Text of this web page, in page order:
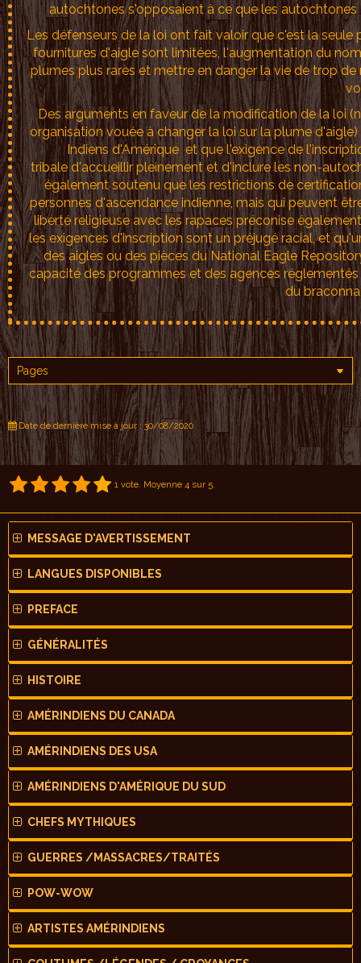
autochtones s'opposaient à ce que les
Les défenseurs de la loi ont fait valoir que c'est la
fournitures d'aigle sont limitées, l'augmentation du
plumes plus rares et mettre en danger la vie de trop
Des arguments en faveur de la modification de la loi
organisation vouée à changer la loi sur la plume
Indiens d'Amérique et que l'exigence de
tribale d'accueillir pleinement et d'inclure les non-
également soutenu que les restrictions de
personnes d'ascendance indienne, mais qui peuvent
liberté religieuse avec les rapaces préconise
les exigences d'inscription sont un préjugé racial, et
des aigles ou des pièces du National Eagle
capacité des programmes et des agences
du
Date de dernière mise à jour : 30/08/2020
1 vote. Moyenne 4 sur 5.
MESSAGE D'AVERTISSEMENT
LANGUES DISPONIBLES
PREFACE
GÉNÉRALITÉS
HISTOIRE
AMÉRINDIENS DU CANADA
AMÉRINDIENS DES USA
AMÉRINDIENS D'AMÉRIQUE DU SUD
CHEFS MYTHIQUES
GUERRES /MASSACRES/TRAITÉS
POW-WOW
ARTISTES AMÉRINDIENS